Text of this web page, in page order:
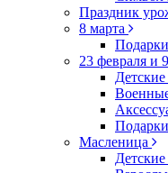
Праздник
8 марта
Подарки
23 февраля и
Подарки
Масленица